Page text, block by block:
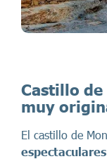
Castillo
muy
El castillo de